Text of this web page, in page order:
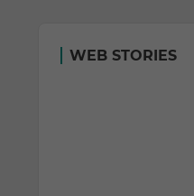
WEB STORIES